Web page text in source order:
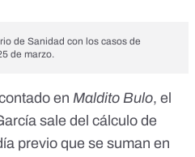
de Sanidad con los casos de
de marzo.
en Maldito Bulo, el
sale del cálculo de
previo que se suman en